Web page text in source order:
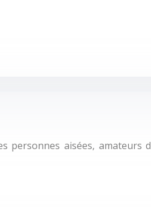
aisées, amateurs